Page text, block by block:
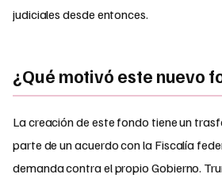
judiciales desde entonces.
¿Qué motivó este nuevo
La creación de este fondo tiene un
parte de un acuerdo con la Fiscalía
demanda contra el propio Gobierno.